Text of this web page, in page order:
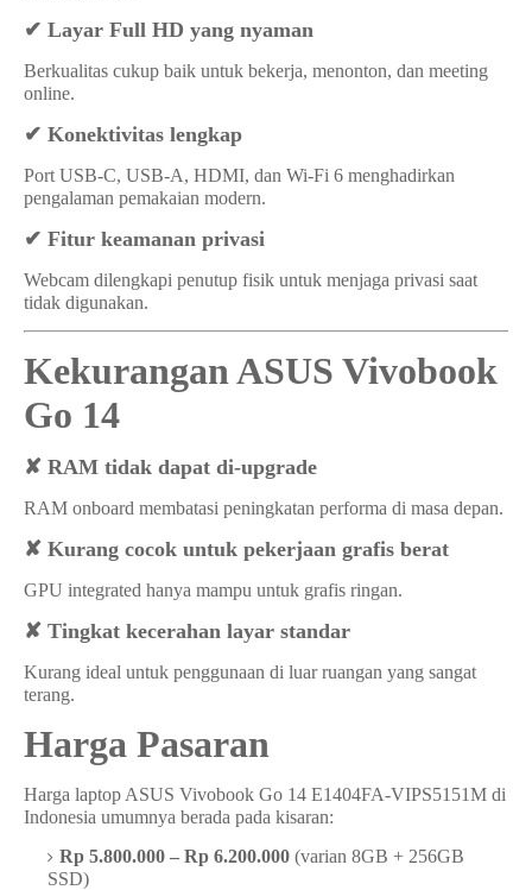
✔ Layar Full HD yang nyaman
Berkualitas cukup baik untuk bekerja, menonton, dan meeting
online.
✔ Konektivitas lengkap
Port USB-C, USB-A, HDMI, dan Wi-Fi 6 menghadirkan
pengalaman pemakaian modern.
✔ Fitur keamanan privasi
Webcam dilengkapi penutup fisik untuk menjaga privasi saat
tidak digunakan.
Kekurangan ASUS Vivobook
Go 14
✘ RAM tidak dapat di-upgrade
RAM onboard membatasi peningkatan performa di masa depan.
✘ Kurang cocok untuk pekerjaan grafis berat
GPU integrated hanya mampu untuk grafis ringan.
✘ Tingkat kecerahan layar standar
Kurang ideal untuk penggunaan di luar ruangan yang sangat
terang.
Harga Pasaran
Harga laptop ASUS Vivobook Go 14 E1404FA-VIPS5151M di
Indonesia umumnya berada pada kisaran:
Rp 5.800.000 – Rp 6.200.000 (varian 8GB + 256GB
SSD)